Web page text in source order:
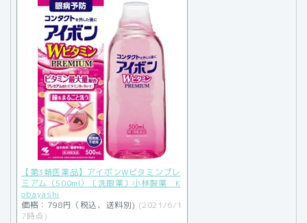
【第3類医薬品】アイボンWビタミンプレ
ミアム（500ml）〔洗眼薬〕小林製薬 K
obayashi
価格：798円（税込、送料別) (2021/6/1
7時点)